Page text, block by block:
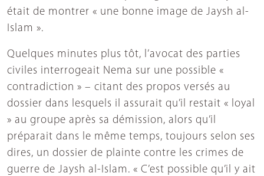
était de montrer « une bonne image de Jaysh al-
Islam ».
Quelques minutes plus tôt, l’avocat des parties
civiles interrogeait Nema sur une possible «
contradiction » – citant des propos versés au
dossier dans lesquels il assurait qu’il restait « loyal
» au groupe après sa démission, alors qu’il
préparait dans le même temps, toujours selon ses
dires, un dossier de plainte contre les crimes de
guerre de Jaysh al-Islam. « C’est possible qu’il y ait